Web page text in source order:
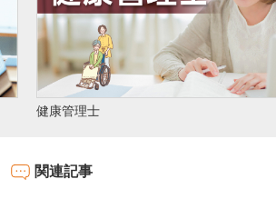
関連記事